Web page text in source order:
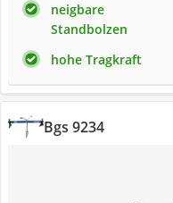
neigbare
Standbolzen
hohe Tragkraft
Bgs 9234